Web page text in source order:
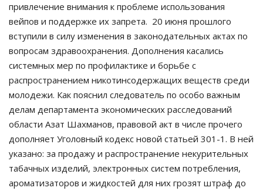
привлечение внимания к проблеме использования
вейпов и поддержке их запрета. 20 июня прошлого
вступили в силу изменения в законодательных актах по
вопросам здравоохранения. Дополнения касались
системных мер по профилактике и борьбе с
распространением никотинсодержащих веществ среди
молодежи. Как пояснил следователь по особо важным
делам департамента экономических расследований
области Азат Шахманов, правовой акт в числе прочего
дополняет Уголовный кодекс новой статьей 301-1. В ней
указано: за продажу и распространение некурительных
табачных изделий, электронных систем потребления,
ароматизаторов и жидкостей для них грозят штраф до